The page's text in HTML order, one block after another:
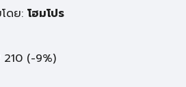
ดย: โฮมโปร
210 (-9%)